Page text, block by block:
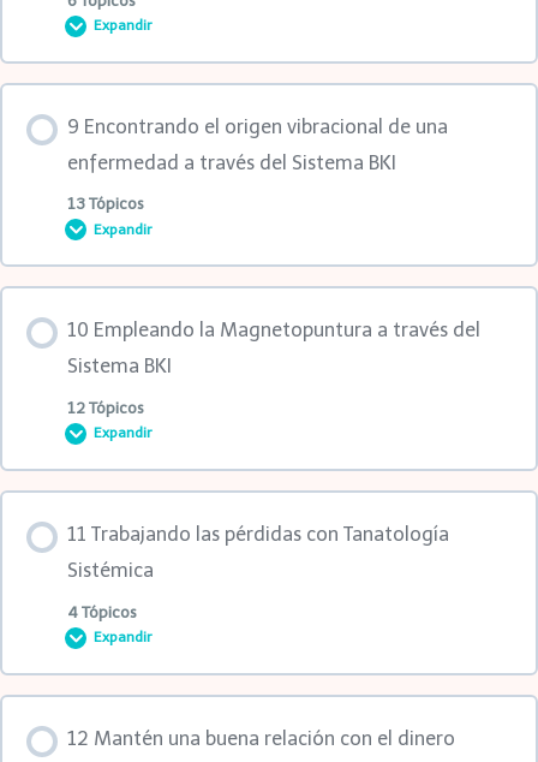
3ra MasterClass
4ta MasterClass
1er Anexo
3er Anexo
4to Anexo
7mo Anexo
3er Anexo
4to Anexo
1ra clase
1er Anexo
2do Anexo
Expandir
0% COMPLETADO 0/6 pasos
1ra clase
1er Anexo
2do Anexo
4to Anexo
5to Anexo
9 Encontrando el origen vibracional de una
enfermedad a través del Sistema BKI
13 Tópicos
Expandir
0% COMPLETADO
1ra clase
2da clase
3ra clase
10 Empleando la Magnetopuntura a través del
Sistema BKI
12 Tópicos
Expandir
0% COMPLETADO
1ra clase
2da clase
11 Trabajando las pérdidas con Tanatología
Sistémica
4 Tópicos
Expandir
12 Mantén una buena relación con el dinero